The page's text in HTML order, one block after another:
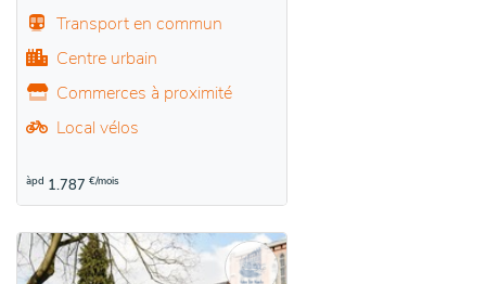
Transport en commun
Centre urbain
Commerces à proximité
Local vélos
àpd 1.787 €/mois